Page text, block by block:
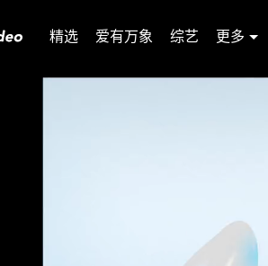
精选 爱有万象 综艺 更多